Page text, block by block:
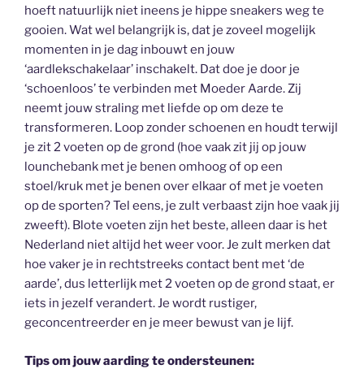
hoeft natuurlijk niet ineens je hippe sneakers weg te
gooien. Wat wel belangrijk is, dat je zoveel mogelijk
momenten in je dag inbouwt en jouw
‘aardlekschakelaar’ inschakelt. Dat doe je door je
‘schoenloos’ te verbinden met Moeder Aarde. Zij
neemt jouw straling met liefde op om deze te
transformeren. Loop zonder schoenen en houdt terwijl
je zit 2 voeten op de grond (hoe vaak zit jij op jouw
lounchebank met je benen omhoog of op een
stoel/kruk met je benen over elkaar of met je voeten
op de sporten? Tel eens, je zult verbaast zijn hoe vaak jij
zweeft). Blote voeten zijn het beste, alleen daar is het
Nederland niet altijd het weer voor. Je zult merken dat
hoe vaker je in rechtstreeks contact bent met ‘de
aarde’, dus letterlijk met 2 voeten op de grond staat, er
iets in jezelf verandert. Je wordt rustiger,
geconcentreerder en je meer bewust van je lijf.
Tips om jouw aarding te ondersteunen: